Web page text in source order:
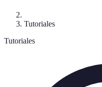
Tutoriales
Tutoriales